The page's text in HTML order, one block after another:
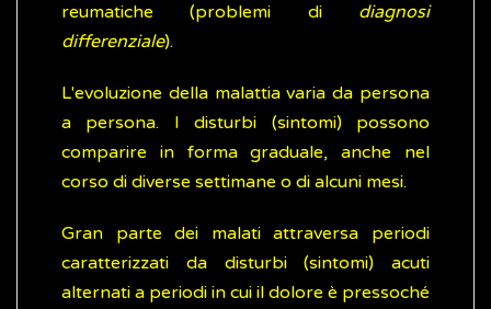
reumatiche (problemi di diagnosi
differenziale).
L'evoluzione della malattia varia da persona
a persona. I disturbi (sintomi) possono
comparire in forma graduale, anche nel
corso di diverse settimane o di alcuni mesi.
Gran parte dei malati attraversa periodi
caratterizzati da disturbi (sintomi) acuti
alternati a periodi in cui il dolore è pressoché